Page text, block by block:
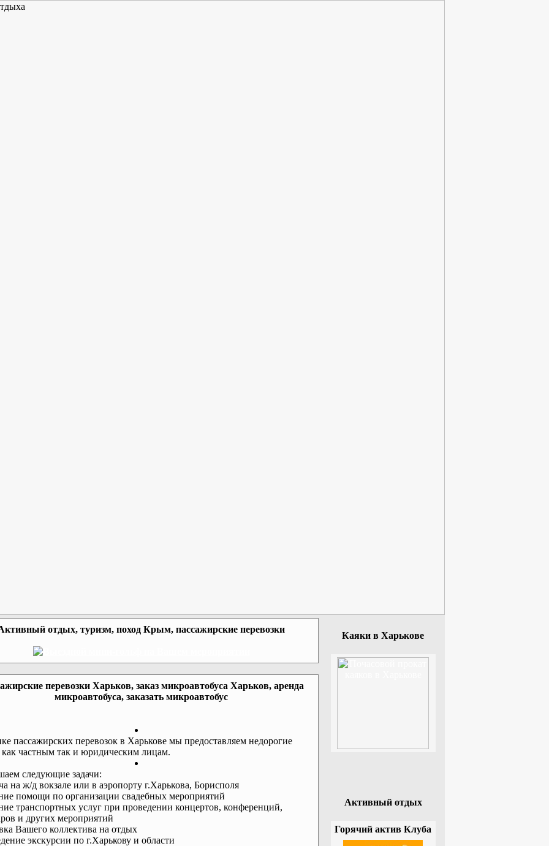
отдых, туризм, поход Крым, пассажирские перевозки
перевозки Харьков, заказ микроавтобуса Харьков, аренда
микроавтобуса, заказать микроавтобус
пассажирских перевозок в Харькове мы предоставляем недорогие
как частным так и юридическим лицам.
следующие задачи:
на ж/д вокзале или в аэропорту г.Харькова, Борисполя
помощи по организации свадебных мероприятий
транспортных услуг при проведении концертов, конференций,
и других мероприятий
Вашего коллектива на отдых
экскурсии по г.Харькову и области
Каяки в Харькове
Активный отдых
Горячий актив Клуба